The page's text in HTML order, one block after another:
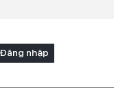
Đăng nhập